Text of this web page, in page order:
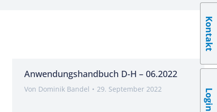
Anwendungshandbuch D-H – 06.2022
Von Dominik Bandel 29. September 2022
Kontakt
Login